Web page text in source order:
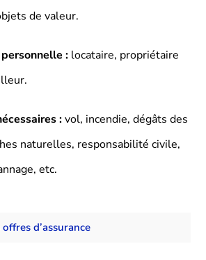
de valeur.
: locataire, propriétaire
:vol, incendie, dégâts des
naturelles, responsabilité civile,
etc.
d’assurance